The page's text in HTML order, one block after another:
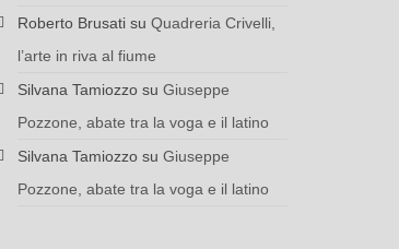
Roberto Brusatisu Quadreria Crivelli,
l’arte in riva al fiume
Silvana Tamiozzosu Giuseppe
Pozzone, abate tra la voga e il latino
Silvana Tamiozzosu Giuseppe
Pozzone, abate tra la voga e il latino